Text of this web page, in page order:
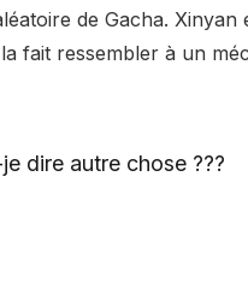
de Gacha. Xinyan
fait ressembler à un
dire autre chose ???